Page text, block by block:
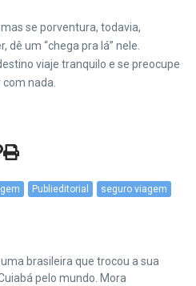
se porventura, todavia,
um “chega pra lá” nele.
viaje tranquilo e se preocupe
nada.
Publieditorial
seguro viagem
brasileira que trocou a sua
pelo mundo. Mora